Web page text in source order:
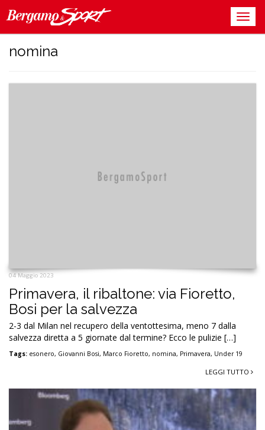
nomina
04 Maggio 2023
Primavera, il ribaltone: via Fioretto,
Bosi per la salvezza
2-3 dal Milan nel recupero della ventottesima, meno 7 dalla
salvezza diretta a 5 giornate dal termine? Ecco le pulizie […]
Tags: esonero, Giovanni Bosi, Marco Fioretto, nomina, Primavera, Under 19
LEGGI TUTTO